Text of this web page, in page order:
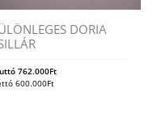
DORIA
762.000Ft
600.000Ft